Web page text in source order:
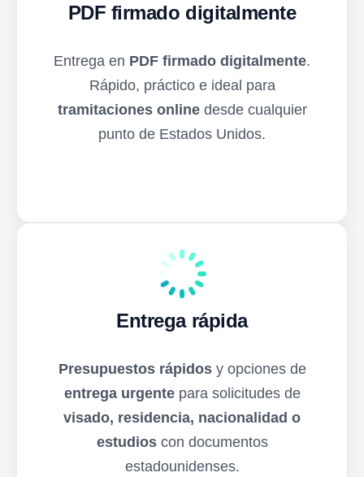
PDF firmado digitalmente
Entrega en PDF firmado digitalmente.
Rápido, práctico e ideal para
tramitaciones onlinedesde cualquier
punto de Estados Unidos.
Entrega rápida
Presupuestos rápidosy opciones de
entrega urgentepara solicitudes de
visado, residencia, nacionalidad o
estudioscon documentos
estadounidenses.